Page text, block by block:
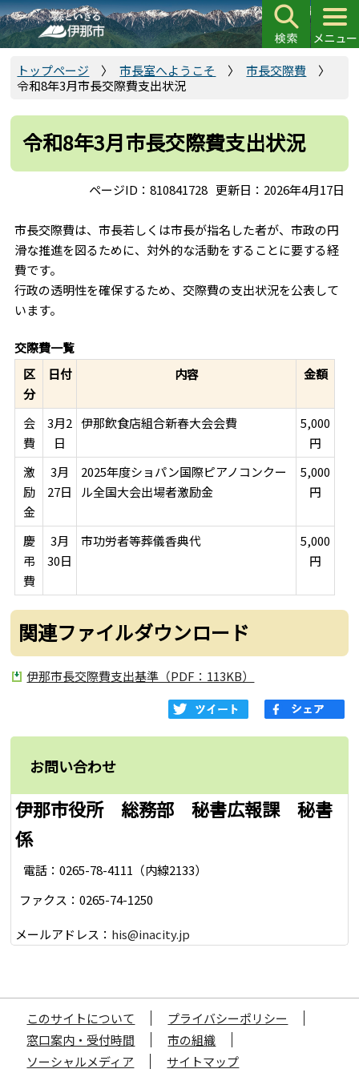
こ
の
ペ
で
トップページ 市長室へようこそ
市長交際費
令和8年3月市長交際費支出状況
令和8年3月市長交際費支出状況
ページID：810841728 更新日：2026年4月17日
市長交際費は、市長若しくは市長が指名した者が、市政の円
滑な推進を図るために、対外的な活動をすることに要する経
費です。
行政の透明性を確保するため、交際費の支出状況を公表して
います。
交際費一覧
区
分
日付 内容 金額
会
費
3月2
日
伊那飲食店組合新春大会会費
5,000
円
激
励
金
3月
27日
2025年度ショパン国際ピアノコンクー
ル全国大会出場者激励金
5,000
円
慶
弔
費
3月
30日
市功労者等葬儀香典代
5,000
円
関連ファイルダウンロード
伊那市長交際費支出基準（PDF：113KB）
お問い合わせ
伊那市役所 総務部 秘書広報課 秘書
係
電話：0265-78-4111（内線2133）
ファクス：0265-74-1250
メールアドレス： his@inacity.jp
このサイトについて
プライバシーポリシー
窓口案内・受付時間
市の組織
ソーシャルメディア
サイトマップ